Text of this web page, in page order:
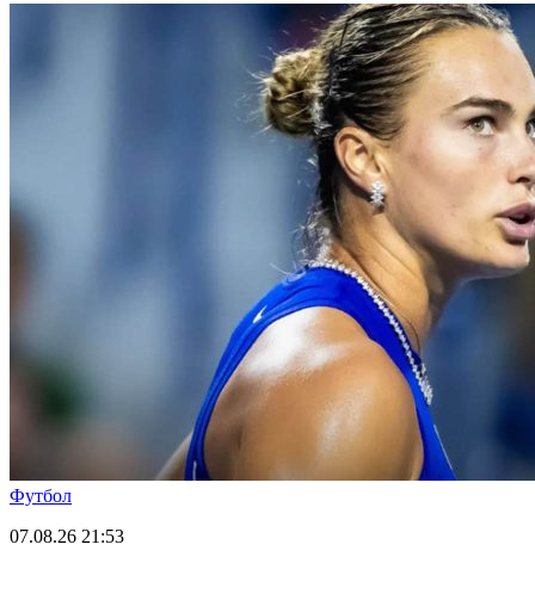
Футбол
07.08.26 21:53